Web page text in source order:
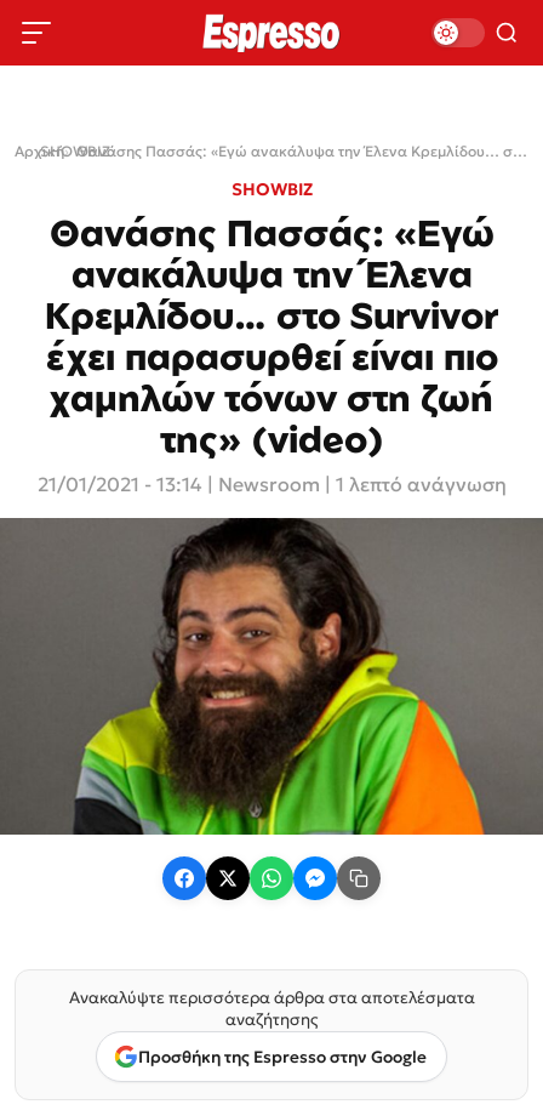
Αρχική›
SHOWBIZ› Θανάσης Πασσάς: «Εγώ ανακάλυψα την Έλενα Κρεμλίδου… στο Survivor έχει παρασυρθεί είναι πιο χαμηλών τόνων στη ζωή της» (video)
SHOWBIZ
Θανάσης Πασσάς: «Εγώ
ανακάλυψα την Έλενα
Κρεμλίδου… στο Survivor
έχει παρασυρθεί είναι πιο
χαμηλών τόνων στη ζωή
της» (video)
21/01/2021 - 13:14 Newsroom | 1 λεπτό ανάγνωση
Ανακαλύψτε περισσότερα άρθρα στα αποτελέσματα
αναζήτησης
Προσθήκη της Espresso στην Google